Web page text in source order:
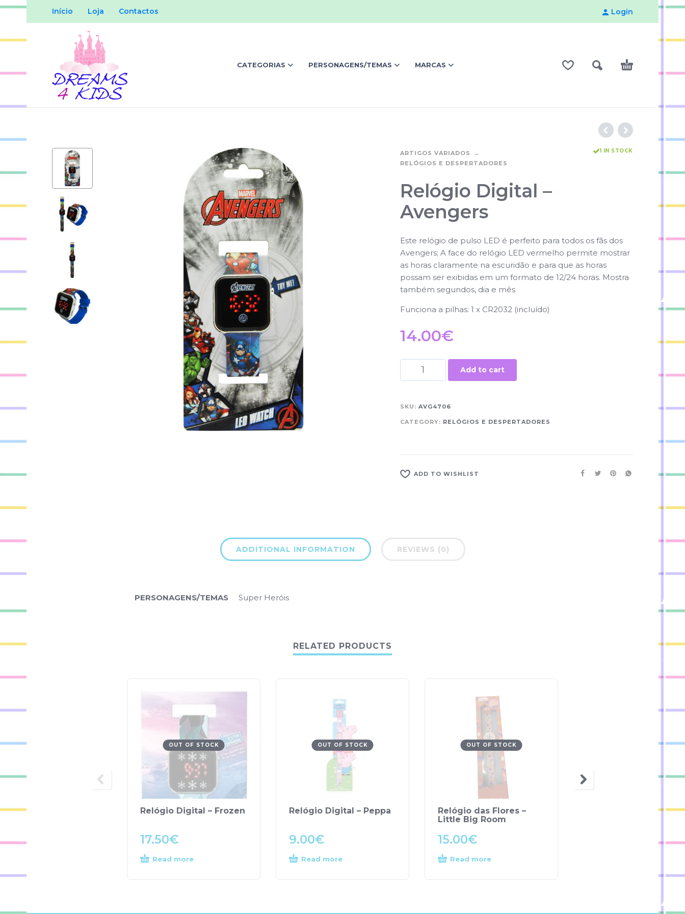
Início Loja Contactos Login
CATEGORIAS PERSONAGENS/TEMAS MARCAS
ARTIGOS VARIADOS
RELÓGIOS E DESPERTADORES
1 IN STOCK
Relógio Digital –
Avengers
Este relógio de pulso LED é perfeito para todos os fãs dos
Avengers; A face do relógio LED vermelho permite mostrar
as horas claramente na escuridão e para que as horas
possam ser exibidas em um formato de 12/24 horas. Mostra
também segundos, dia e mês
Funciona a pilhas: 1 x CR2032 (incluído)
14.00€
Add to cart
SKU: AVG4706
CATEGORY: RELÓGIOS E DESPERTADORES
ADD TO WISHLIST
ADDITIONAL INFORMATION REVIEWS (0)
PERSONAGENS/TEMAS Super Heróis
RELATED PRODUCTS
OUT OF STOCK
Relógio Digital – Frozen
17.50€
Read more
OUT OF STOCK
Relógio Digital – Peppa
9.00€
Read more
OUT OF STOCK
Relógio das Flores –
Little Big Room
15.00€
Read more
Relógio da Festa –